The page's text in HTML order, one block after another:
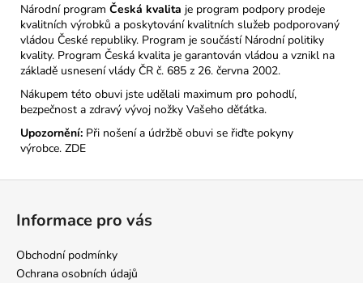
Národní program Česká kvalita je program podpory prodeje
kvalitních výrobků a poskytování kvalitních služeb podporovaný
vládou České republiky. Program je součástí Národní politiky
kvality. Program Česká kvalita je garantován vládou a vznikl na
základě usnesení vlády ČR č. 685 z 26. června 2002.
Nákupem této obuvi jste udělali maximum pro pohodlí,
bezpečnost a zdravý vývoj nožky Vašeho děťátka.
Upozornění: Při nošení a údržbě obuvi se řiďte pokyny
výrobce. ZDE
Informace pro vás
Obchodní podmínky
Ochrana osobních údajů